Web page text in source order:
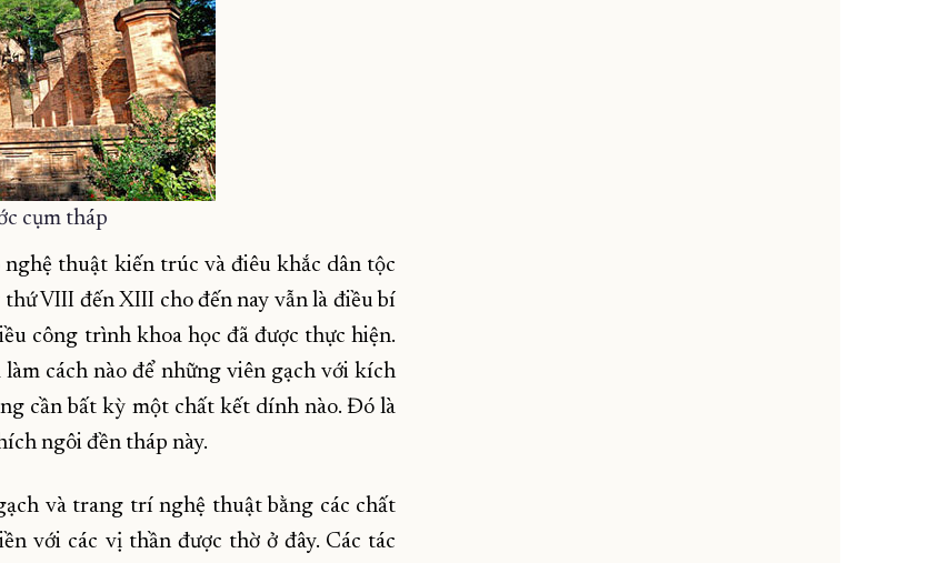
cụm tháp
thuật kiến trúc và điêu khắc dân tộc
VIII đến XIII cho đến nay vẫn là điều bí
công trình khoa học đã được thực hiện.
cách nào để những viên gạch với kích
cần bất kỳ một chất kết dính nào. Đó là
ngôi đền tháp này.
và trang trí nghệ thuật bằng các chất
với các vị thần được thờ ở đây. Các tác